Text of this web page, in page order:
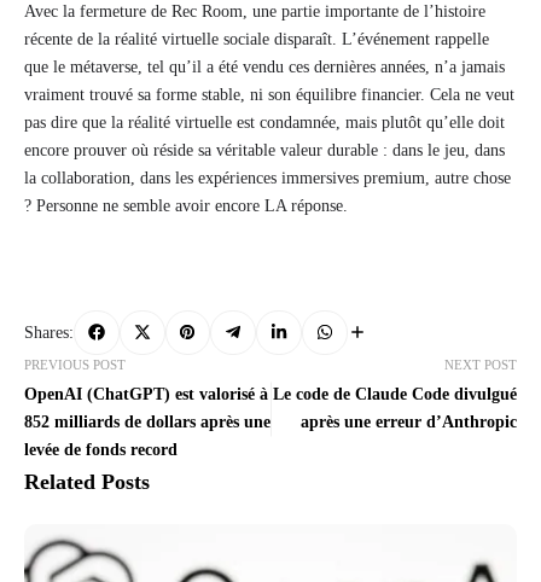
Avec la fermeture de Rec Room, une partie importante de l’histoire
récente de la réalité virtuelle sociale disparaît. L’événement rappelle
que le métaverse, tel qu’il a été vendu ces dernières années, n’a jamais
vraiment trouvé sa forme stable, ni son équilibre financier. Cela ne veut
pas dire que la réalité virtuelle est condamnée, mais plutôt qu’elle doit
encore prouver où réside sa véritable valeur durable : dans le jeu, dans
la collaboration, dans les expériences immersives premium, autre chose
? Personne ne semble avoir encore LA réponse.
Shares:
PREVIOUS POST
OpenAI (ChatGPT) est valorisé à
852 milliards de dollars après une
levée de fonds record
NEXT POST
Le code de Claude Code divulgué
après une erreur d’Anthropic
Related Posts